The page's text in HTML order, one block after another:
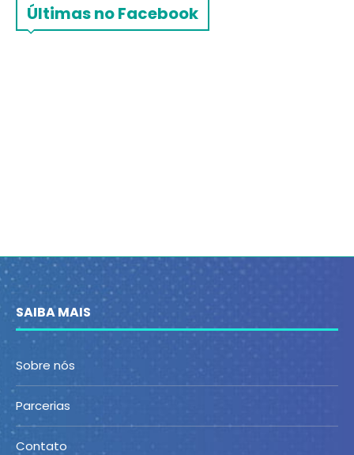
Últimas no Facebook
SAIBA MAIS
Sobre nós
Parcerias
Contato